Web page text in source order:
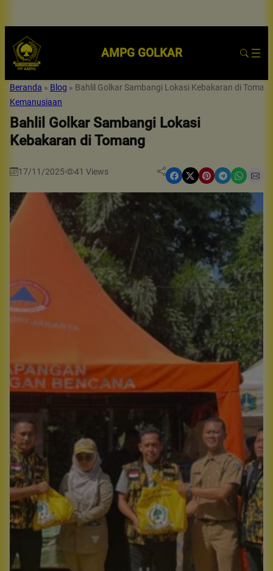
AMPG GOLKAR
Beranda » Blog » Bahlil Golkar Sambangi Lokasi Kebakaran di
Kemanusiaan
Bahlil Golkar Sambangi Lokasi
Kebakaran di Tomang
17/11/2025 41 Views Share on Facebook Share on X Share on Pinterest Share on Telegram Share on WhatsApp Share on Email